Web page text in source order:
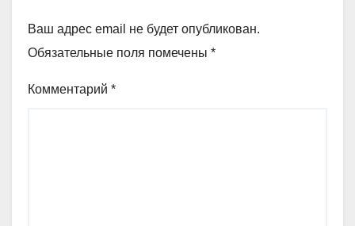
Ваш адрес email не будет опубликован.
Обязательные поля помечены *
Комментарий *